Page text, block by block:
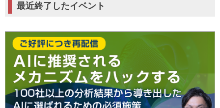
最近終了したイベント